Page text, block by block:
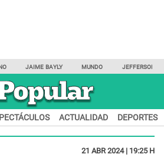
JAIME BAYLY MUNDO JEFFERSON
ACTUALIDAD DEPORTES
21 ABR 2024 | 19:25 H